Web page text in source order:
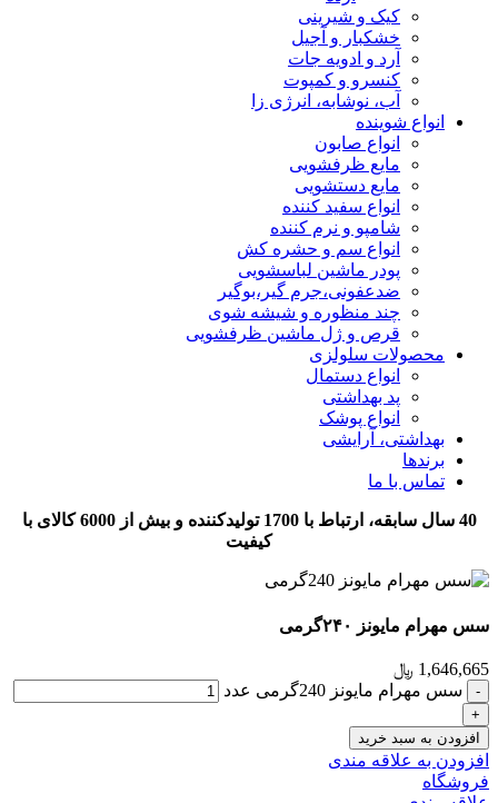
کیک و شیرینی
خشکبار و آجیل
آرد و ادویه جات
کنسرو و کمپوت
آب، نوشابه، انرژی زا
انواع شوینده
انواع صابون
مایع ظرفشویی
مایع دستشویی
انواع سفید کننده
شامپو و نرم کننده
انواع سم و حشره کش
پودر ماشین لباسشویی
ضدعفونی،جرم گیر،بوگیر
چند منظوره و شیشه شوی
قرص و ژل ماشین ظرفشویی
محصولات سلولزی
انواع دستمال
پد بهداشتی
انواع پوشک
بهداشتی، آرایشی
برندها
تماس با ما
40 سال سابقه، ارتباط با 1700 تولیدکننده و بیش از 6000 کالای با
کیفیت
سس مهرام مایونز ۲۴۰گرمی
1,646,665 ﷼
سس مهرام مایونز 240گرمی عدد
افزودن به سبد خرید
افزودن به علاقه مندی
فروشگاه